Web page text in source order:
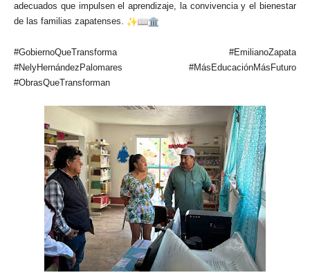
adecuados que impulsen el aprendizaje, la convivencia y el bienestar
de las familias zapatenses.
#GobiernoQueTransforma #EmilianoZapata
#NelyHernándezPalomares #MásEducaciónMásFuturo
#ObrasQueTransforman